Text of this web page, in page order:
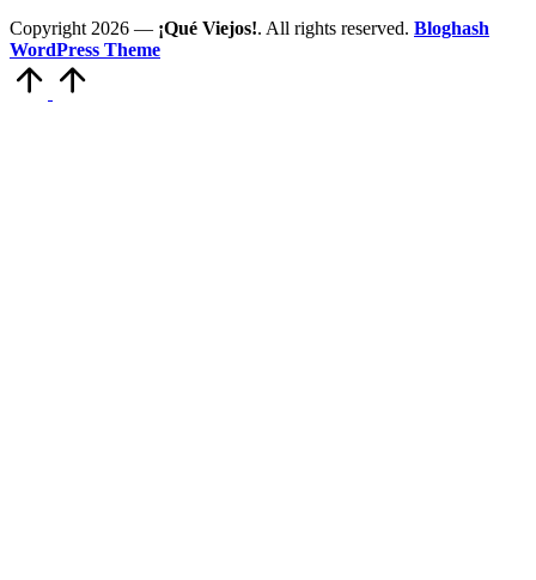
Copyright 2026 — ¡Qué Viejos!. All rights reserved. Bloghash
WordPress Theme